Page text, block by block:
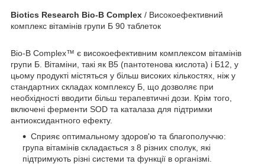
Biotics Research Bio-B Complex / Високоефективний
комплекс вітамінів групи Б 90 таблеток
Bio-B Complex™ є високоефективним комплексом вітамінів
групи Б. Вітаміни, такі як B5 (пантотенова кислота) і Б12, у
цьому продукті містяться у більш високих кількостях, ніж у
стандартних складах комплексу Б, що дозволяє при
необхідності вводити більш терапевтичні дози. Крім того,
включені ферменти SOD та каталаза для підтримки
антиоксидантного ефекту.
Сприяє оптимальному здоров'ю та благополуччю:
група вітамінів складається з 8 різних сполук, які
підтримують різні системи та функції в організмі.